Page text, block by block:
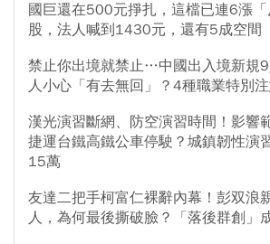
國巨還在500元掙扎，這檔已連6漲
股，法人喊到1430元，還有5成空間
禁止你出境就禁止…中國出入境新規
人小心「有去無回」？4種職業特別
漢光演習斷網、防空演習時間！影響
捷運台鐵高鐵公車停駛？城鎮韌性演
15萬
友達二把手柯富仁裸辭內幕！彭双浪
人，為何最後撕破臉？「落後群創」